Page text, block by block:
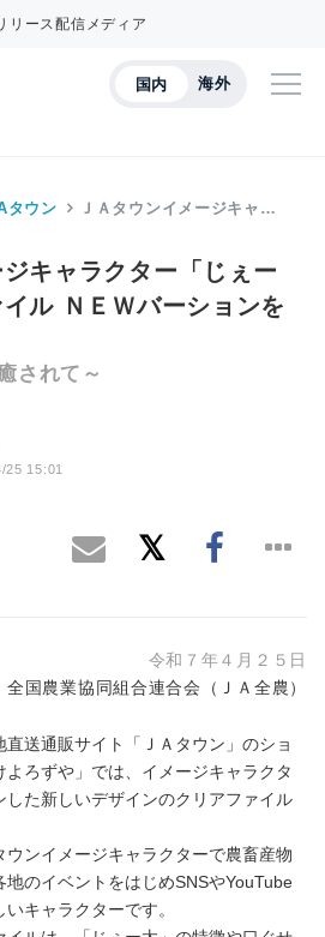
リース配信メディア
国内 海外
タウン ＪＡタウンイメージキャ…
キャラクター「じぇー
ル ＮＥＷバーションを
されて～
25 15:01
令和７年４月２５日
全国農業協同組合連合会（ＪＡ全農）
送通販サイト「ＪＡタウン」のショ
よろずや」では、イメージキャラクタ
した新しいデザインのクリアファイル
ンイメージキャラクターで農畜産物
のイベントをはじめSNSやYouTube
キャラクターです。